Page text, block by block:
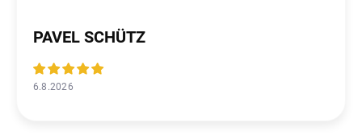
PAVEL SCHÜTZ
6.8.2026